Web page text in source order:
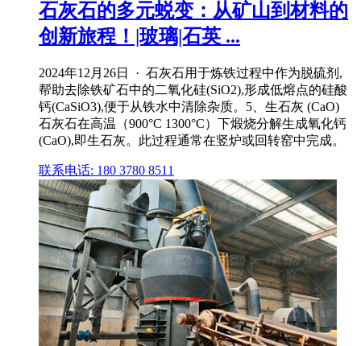
石灰石的多元蜕变：从矿山到材料的
创新旅程！|玻璃|石英 ...
2024年12月26日 · 石灰石用于炼铁过程中作为脱硫剂,
帮助去除铁矿石中的二氧化硅(SiO2),形成低熔点的硅酸
钙(CaSiO3),便于从铁水中清除杂质。5、生石灰 (CaO)
石灰石在高温（900°C 1300°C）下煅烧分解生成氧化钙
(CaO),即生石灰。此过程通常在竖炉或回转窑中完成。
联系电话: 180 3780 8511